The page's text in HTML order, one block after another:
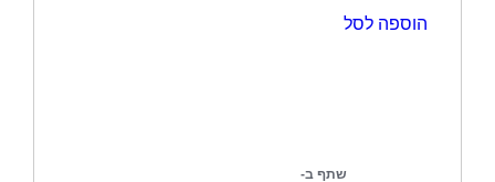
הוספה לסל
שתף ב-